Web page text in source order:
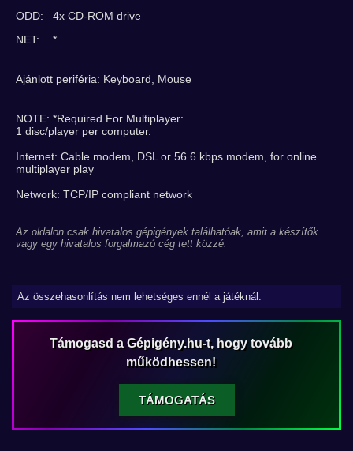
ODD:
4x CD-ROM drive
NET:
*
Ajánlott periféria: Keyboard, Mouse
NOTE: *Required For Multiplayer:
1 disc/player per computer.
Internet: Cable modem, DSL or 56.6 kbps modem, for online
multiplayer play
Network: TCP/IP compliant network
Az oldalon csak hivatalos gépigények találhatóak, amit a készítők
vagy egy hivatalos forgalmazó cég tett közzé.
Az összehasonlítás nem lehetséges ennél a játéknál.
Támogasd a Gépigény.hu-t, hogy tovább
működhessen!
TÁMOGATÁS